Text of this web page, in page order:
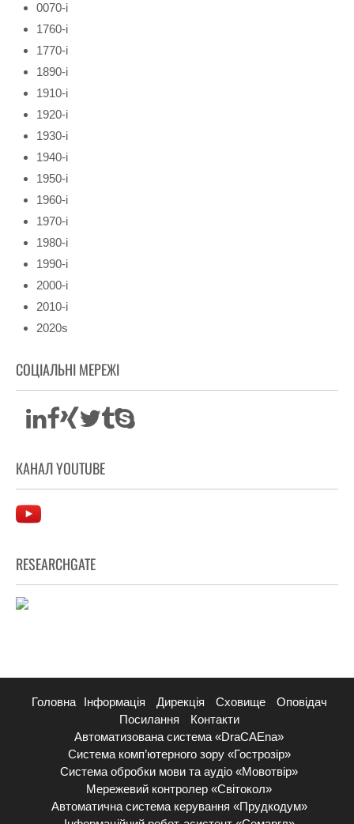
0070-і
1760-і
1770-і
1890-і
1910-і
1920-і
1930-і
1940-і
1950-і
1960-і
1970-і
1980-і
1990-і
2000-і
2010-і
2020s
СОЦІАЛЬНІ МЕРЕЖІ
КАНАЛ YOUTUBE
RESEARCHGATE
Головна Інформація Дирекція Сховище
Оповідач
Посилання
Контакти
Автоматизована система «DraCAEna»
Система комп’ютерного зору «Гострозір»
Система обробки мови та аудіо «Мовотвір»
Мережевий контролер «Світокол»
Автоматична система керування «Прудкодум»